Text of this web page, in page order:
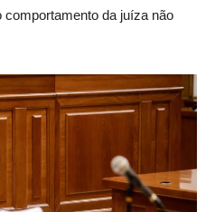
comportamento da juíza não